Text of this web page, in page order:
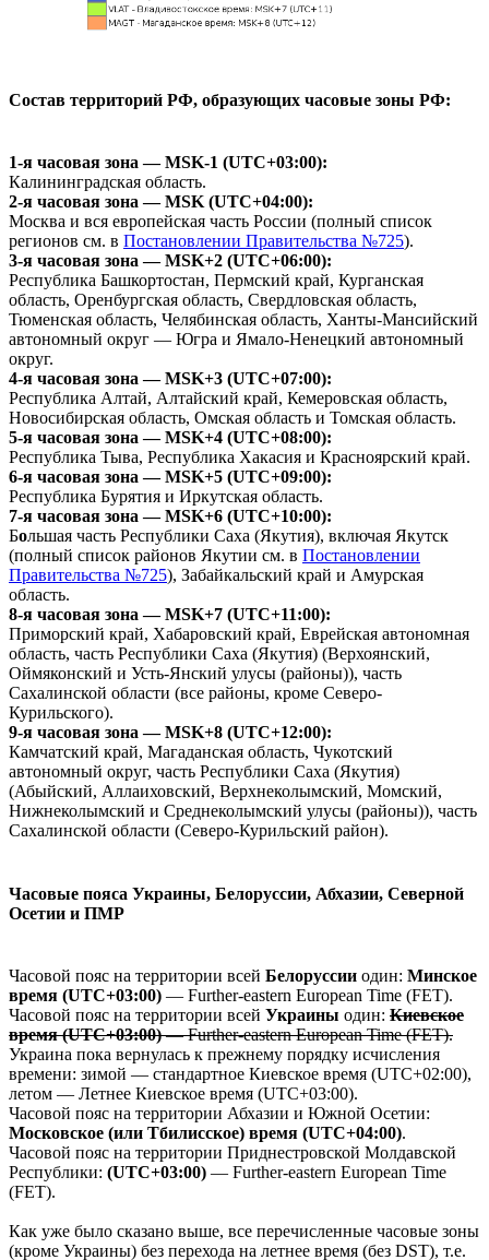
Состав территорий РФ, образующих часовые зоны РФ:
1-я часовая зона — MSK-1 (UTC+03:00):
Калининградская область.
2-я часовая зона — MSK (UTC+04:00):
Москва и вся европейская часть России (полный список
регионов см. в Постановлении Правительства №725).
3-я часовая зона — MSK+2 (UTC+06:00):
Республика Башкортостан, Пермский край, Курганская
область, Оренбургская область, Свердловская область,
Тюменская область, Челябинская область, Ханты-Мансийский
автономный округ — Югра и Ямало-Ненецкий автономный
округ.
4-я часовая зона — MSK+3 (UTC+07:00):
Республика Алтай, Алтайский край, Кемеровская область,
Новосибирская область, Омская область и Томская область.
5-я часовая зона — MSK+4 (UTC+08:00):
Республика Тыва, Республика Хакасия и Красноярский край.
6-я часовая зона — MSK+5 (UTC+09:00):
Республика Бурятия и Иркутская область.
7-я часовая зона — MSK+6 (UTC+10:00):
Большая часть Республики Саха (Якутия), включая Якутск
(полный список районов Якутии см. в Постановлении
Правительства №725), Забайкальский край и Амурская
область.
8-я часовая зона — MSK+7 (UTC+11:00):
Приморский край, Хабаровский край, Еврейская автономная
область, часть Республики Саха (Якутия) (Верхоянский,
Оймяконский и Усть-Янский улусы (районы)), часть
Сахалинской области (все районы, кроме Северо-
Курильского).
9-я часовая зона — MSK+8 (UTC+12:00):
Камчатский край, Магаданская область, Чукотский
автономный округ, часть Республики Саха (Якутия)
(Абыйский, Аллаиховский, Верхнеколымский, Момский,
Нижнеколымский и Среднеколымский улусы (районы)), часть
Сахалинской области (Северо-Курильский район).
Часовые пояса Украины, Белоруссии, Абхазии, Северной
Осетии и ПМР
Часовой пояс на территории всей Белоруссии один: Минское
время (UTC+03:00) — Further-eastern European Time (FET).
Часовой пояс на территории всей Украины один: Киевское
время (UTC+03:00)— Further-eastern European Time (FET).
Украина пока вернулась к прежнему порядку исчисления
времени: зимой — стандартное Киевское время (UTC+02:00),
летом — Летнее Киевское время (UTC+03:00).
Часовой пояс на территории Абхазии и Южной Осетии:
Московское (или Тбилисское) время (UTC+04:00).
Часовой пояс на территории Приднестровской Молдавской
Республики: (UTC+03:00) — Further-eastern European Time
(FET).
Как уже было сказано выше, все перечисленные часовые зоны
(кроме Украины) без перехода на летнее время (без DST), т.е.